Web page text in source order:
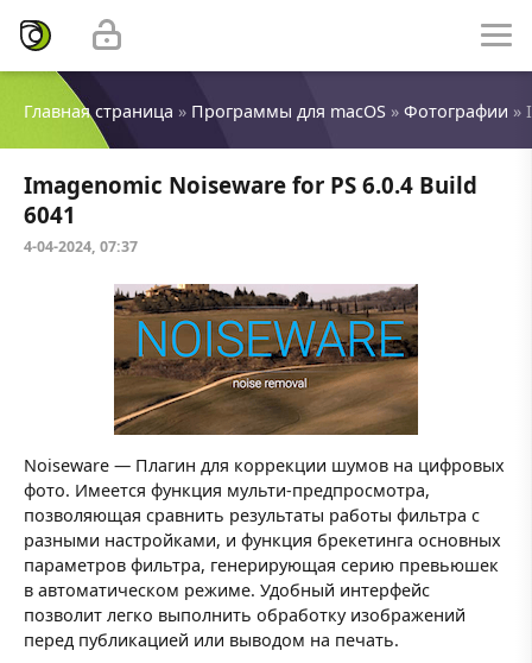
Главная страница » Программы для macOS » Фотографии »
Imagenomic Noiseware for PS 6.0.4 Build
6041
4-04-2024, 07:37
Noiseware — Плагин для коррекции шумов на цифровых
фото. Имеется функция мульти-предпросмотра,
позволяющая сравнить результаты работы фильтра с
разными настройками, и функция брекетинга основных
параметров фильтра, генерирующая серию превьюшек
в автоматическом режиме. Удобный интерфейс
позволит легко выполнить обработку изображений
перед публикацией или выводом на печать.